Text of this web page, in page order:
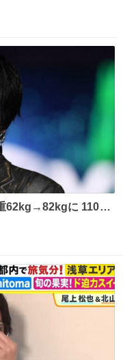
62kg→82kgに 110kg
4本、パスタと毎日4
したという。